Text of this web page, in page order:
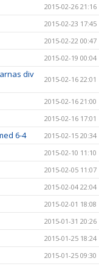
2015-02-26 21:16
2015-02-23 17:45
2015-02-22 00:47
2015-02-19 00:04
div
2015-02-16 22:01
2015-02-16 21:00
2015-02-16 17:01
6-4 2015-02-15 20:34
2015-02-10 11:10
2015-02-05 11:07
2015-02-04 22:04
2015-02-01 18:08
2015-01-31 20:26
2015-01-25 18:24
2015-01-25 09:30